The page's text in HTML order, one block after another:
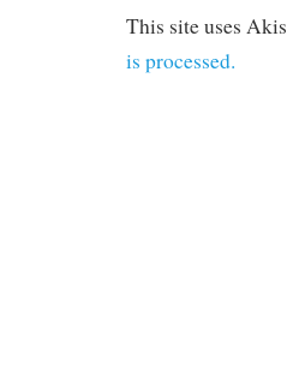
This site uses
is processed.